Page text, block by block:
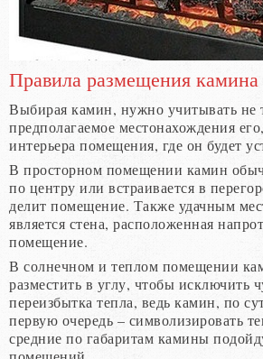
Правила размещения камина
Выбирая камин, нужно учитывать не
предполагаемое местонахождения
интерьера помещения, где он будет
В просторном помещении камин
по центру или встраивается в
делит помещение. Также удачным
является стена, расположенная
помещение.
В солнечном и теплом помещении
разместить в углу, чтобы исключить
переизбытка тепла, ведь камин, по
первую очередь – символизировать
средние по габаритам камины